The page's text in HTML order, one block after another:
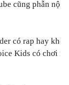
cũng phẫn nộ
có rap hay
Kids có chơi